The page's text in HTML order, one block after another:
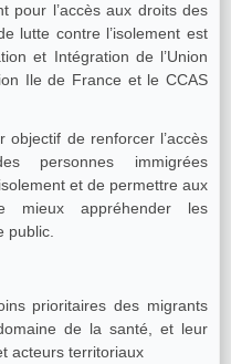
pour l’accès aux droits des
lutte contre l’isolement est
et Intégration de l’Union
Ile de France et le CCAS
de renforcer l’accès
personnes immigrées
et de permettre aux
mieux appréhender les
public.
prioritaires des migrants
de la santé, et leur
acteurs territoriaux